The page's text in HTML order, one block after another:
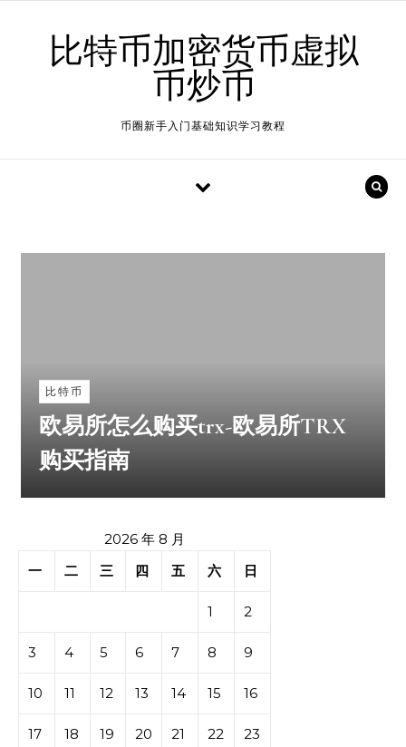
比特币加密货币虚拟
币炒币
币圈新手入门基础知识学习教程
比特币
欧易所怎么购买trx-欧易所TRX
购买指南
2026 年 8 月
一
二 三 四 五 六 日
1 2
3 4 5 6 7 8 9
10 11 12 13 14 15 16
17 18 19 20 21 22 23